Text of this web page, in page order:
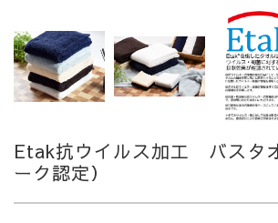
Etak抗ウイルス加工 バスタ
ーク認定）